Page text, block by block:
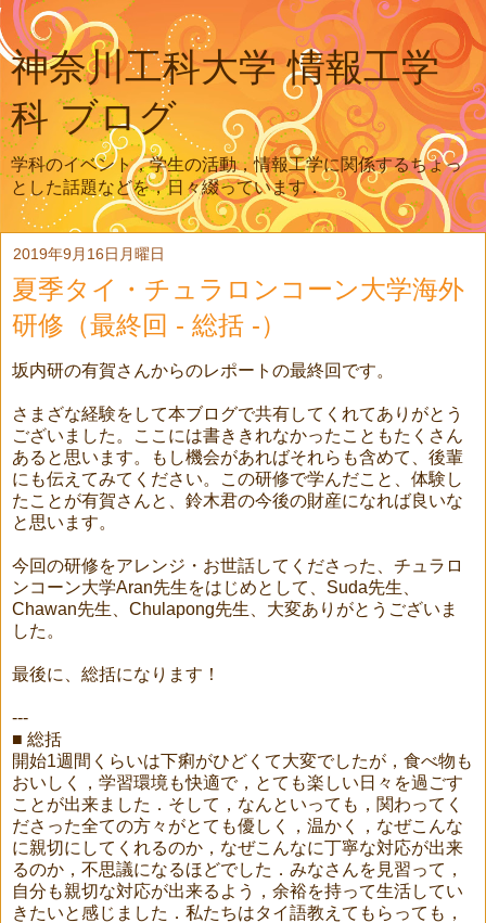
神奈川工科大学 情報工学
科 ブログ
学科のイベント，学生の活動，情報工学に関係するちょっ
とした話題などを，日々綴っています．
2019年9月16日月曜日
夏季タイ・チュラロンコーン大学海外
研修（最終回 - 総括 -）
坂内研の有賀さんからのレポートの最終回です。
さまざな経験をして本ブログで共有してくれてありがとう
ございました。ここには書ききれなかったこともたくさん
あると思います。もし機会があればそれらも含めて、後輩
にも伝えてみてください。この研修で学んだこと、体験し
たことが有賀さんと、鈴木君の今後の財産になれば良いな
と思います。
今回の研修をアレンジ・お世話してくださった、チュラロ
ンコーン大学Aran先生をはじめとして、Suda先生、
Chawan先生、Chulapong先生、大変ありがとうございま
した。
最後に、総括になります！
---
■ 総括
開始1週間くらいは下痢がひどくて大変でしたが，食べ物も
おいしく，学習環境も快適で，とても楽しい日々を過ごす
ことが出来ました．そして，なんといっても，関わってく
ださった全ての方々がとても優しく，温かく，なぜこんな
に親切にしてくれるのか，なぜこんなに丁寧な対応が出来
るのか，不思議になるほどでした．みなさんを見習って，
自分も親切な対応が出来るよう，余裕を持って生活してい
きたいと感じました．私たちはタイ語教えてもらっても，